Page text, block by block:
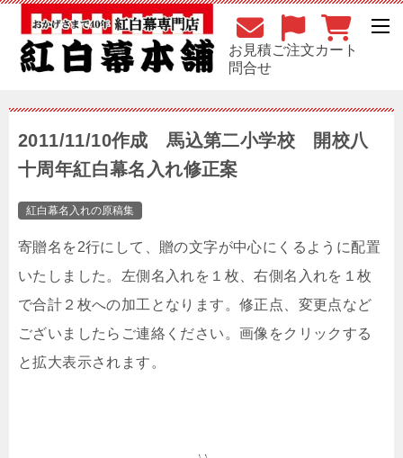
お見積
問合せ
ご注文カート
2011/11/10作成 馬込第二小学校 開校八
十周年紅白幕名入れ修正案
紅白幕名入れの原稿集
寄贈名を2行にして、贈の文字が中心にくるように配置
いたしました。左側名入れを１枚、右側名入れを１枚
で合計２枚への加工となります。修正点、変更点など
ございましたらご連絡ください。画像をクリックする
と拡大表示されます。